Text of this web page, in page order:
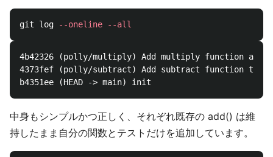
git log --oneline --all
4b42326 (polly/multiply) Add multiply function and
4373fef (polly/subtract) Add subtract function to
中身もシンプルかつ正しく、それぞれ既存の add() は維
持したまま自分の関数とテストだけを追加しています。